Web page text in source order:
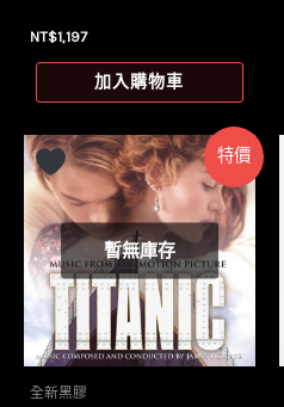
NT$1,197
加入購物車
特價
暫無庫存
全新黑膠